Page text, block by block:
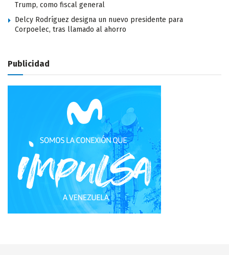
Trump, como fiscal general
Delcy Rodríguez designa un nuevo presidente para
Corpoelec, tras llamado al ahorro
Publicidad